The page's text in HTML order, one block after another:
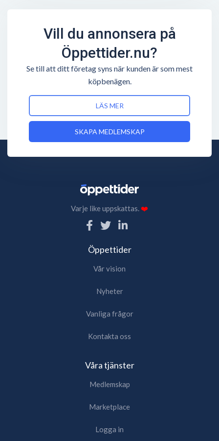
Vill du annonsera på
Öppettider.nu?
Se till att ditt företag syns när kunden är som mest
köpbenägen.
LÄS MER
SKAPA MEDLEMSKAP
Varje like uppskattas.❤️
Öppettider
Vår vision
Nyheter
Vanliga frågor
Kontakta oss
Våra tjänster
Medlemskap
Marketplace
Logga in